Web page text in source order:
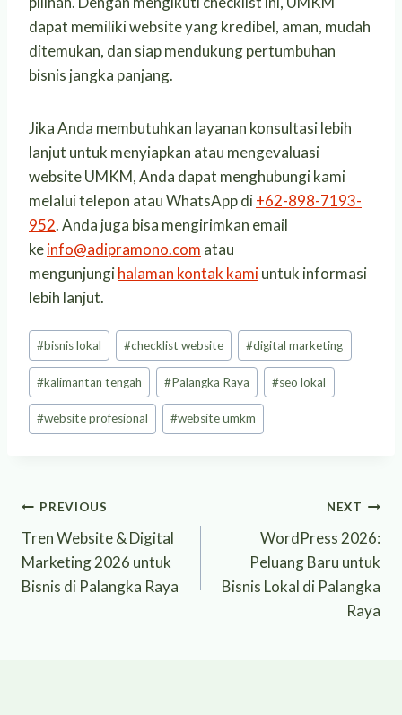
dapat memiliki website yang kredibel, aman, mudah
ditemukan, dan siap mendukung pertumbuhan
bisnis jangka panjang.
Jika Anda membutuhkan layanan konsultasi lebih
lanjut untuk menyiapkan atau mengevaluasi
website UMKM, Anda dapat menghubungi kami
melalui telepon atau WhatsApp di+62-898-7193-
952. Anda juga bisa mengirimkan email
keinfo@adipramono.com atau
mengunjungihalaman kontak kamiuntuk informasi
lebih lanjut.
Post
Tags:
#bisnis lokal #checklist website #digital marketing
#kalimantan tengah #Palangka Raya #seo lokal
#website profesional #website umkm
Post
navigation
PREVIOUS
Tren Website & Digital
Marketing 2026 untuk
Bisnis di Palangka Raya
NEXT
WordPress 2026:
Peluang Baru untuk
Bisnis Lokal di Palangka
Raya